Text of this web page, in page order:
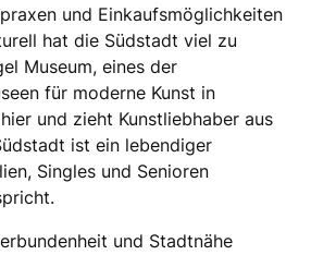
und Einkaufsmöglichkeiten
hat die Südstadt viel zu
Museum, eines der
für moderne Kunst in
und zieht Kunstliebhaber aus
ist ein lebendiger
Singles und Senioren
und Stadtnähe